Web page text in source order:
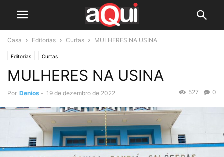
Casa Editorias Curtas MULHERES NA USINA
Editorias Curtas
MULHERES NA USINA
Por Denios - 19 de dezembro de 2022 0
527